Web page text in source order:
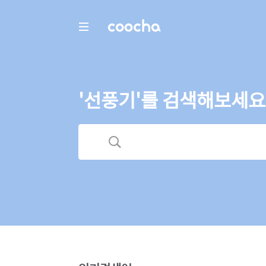
COOCHA
'선풍기'를 검색해보세